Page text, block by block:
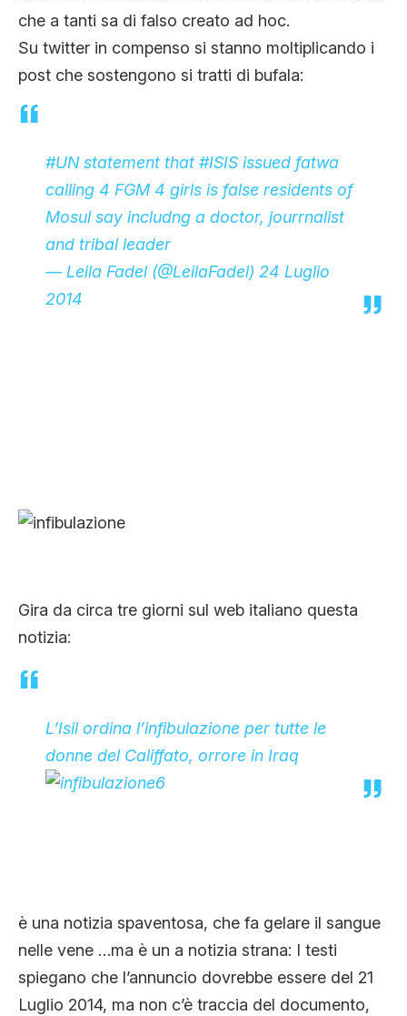
che a tanti sa di falso creato ad hoc.
Su twitter in compenso si stanno moltiplicando i
post che sostengono si tratti di bufala:
#UNstatement that #ISIS issued fatwa
calling 4 FGM 4 girls is false residents of
Mosul say includng a doctor, jourrnalist
and tribal leader
— Leila Fadel (@LeilaFadel) 24 Luglio
2014
Gira da circa tre giorni sul web italiano questa
notizia:
L’Isil ordina l’infibulazione per tutte le
donne del Califfato, orrore in Iraq
è una notizia spaventosa, che fa gelare il sangue
nelle vene …ma è un a notizia strana: I testi
spiegano che l’annuncio dovrebbe essere del 21
Luglio 2014, ma non c’è traccia del documento,